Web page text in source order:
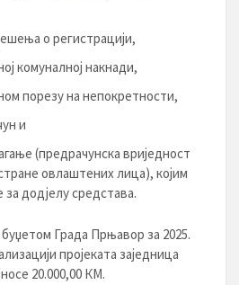
о регистрацији,
комуналној накнади,
порезу на непокретности,
и
(предрачунска вриједност
овлаштених лица), којим
додјелу средстава.
Града Прњавор за 2025.
пројеката заједница
20.000,00 КМ.